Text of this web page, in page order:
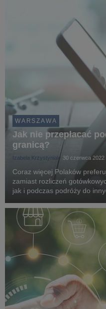
WARSZAWA
Jak nie przepłacać
granicą?
Izabela Krzystyniak 30 czerwca 2022
Coraz więcej Polaków
zamiast rozliczeń
jak i podczas podróży do
bezpiecznie transportować